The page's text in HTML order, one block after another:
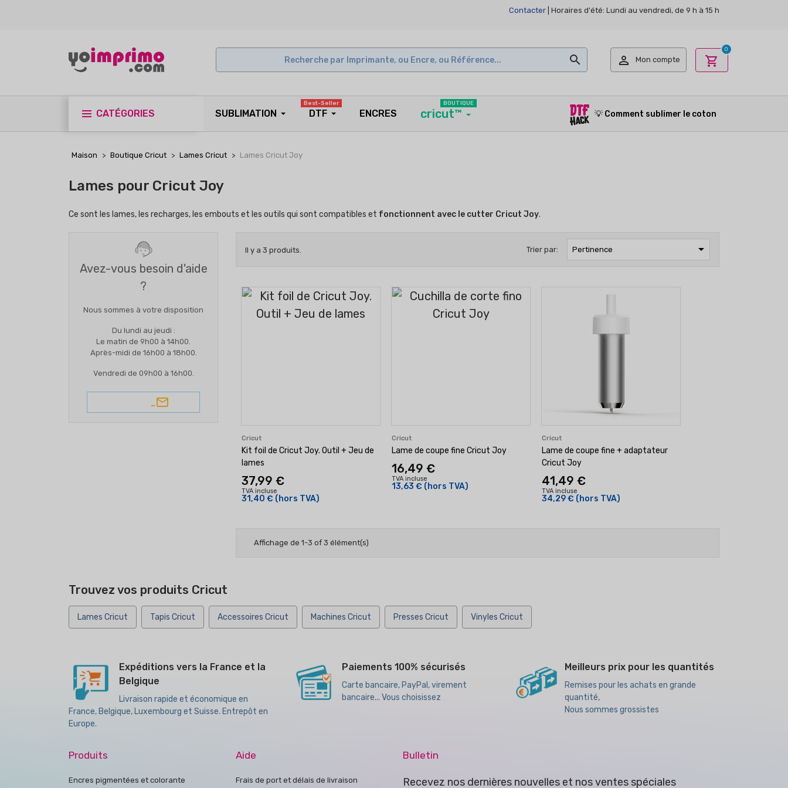
Contacter | Horaires d'été: Lundi au vendredi, de 9 h à 15 h
  Mon compte shopping_cart
0
CATÉGORIES SUBLIMATION DTF
Best-Seller
ENCRES cricut™
BOUTIQUE
💡 Comment sublimer le coton
Maison Boutique Cricut Lames Cricut Lames Cricut Joy
Lames pour Cricut Joy
Ce sont les lames, les recharges, les embouts et les outils qui sont compatibles et fonctionnent avec le cutter Cricut Joy.
Avez-vous besoin d'aide
?
Nous sommes à votre disposition
Du lundi au jeudi :
Le matin de 9h00 à 14h00.
Après-midi de 16h00 à 18h00.
Vendredi de 09h00 à 16h00.
e-mail
Il y a 3 produits. Trier par: Pertinence 
Cricut
Kit foil de Cricut Joy. Outil + Jeu de
lames
37,99 €
TVA incluse
31,40 € (hors TVA)
Cricut
Lame de coupe fine Cricut Joy
16,49 €
TVA incluse
13,63 € (hors TVA)
Cricut
Lame de coupe fine + adaptateur
Cricut Joy
41,49 €
TVA incluse
34,29 € (hors TVA)
Affichage de 1-3 of 3 élément(s)
Trouvez vos produits Cricut
Lames Cricut Tapis Cricut Accessoires Cricut Machines Cricut Presses Cricut Vinyles Cricut
Expéditions vers la France et la
Belgique
Livraison rapide et économique en
France, Belgique, Luxembourg et Suisse. Entrepôt en
Europe.
Paiements 100% sécurisés
Carte bancaire, PayPal, virement
bancaire... Vous choisissez
Meilleurs prix pour les quantités
Remises pour les achats en grande
quantité,
Nous sommes grossistes
Produits
Encres pigmentées et colorante
Aide
Frais de port et délais de livraison
Bulletin
Recevez nos dernières nouvelles et nos ventes spéciales